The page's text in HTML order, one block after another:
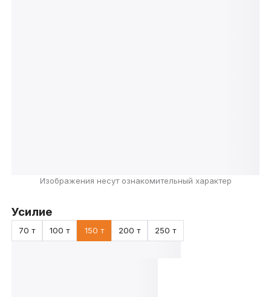
Изображения несут ознакомительный характер
Усилие
70 т 100 т 150 т 200 т 250 т